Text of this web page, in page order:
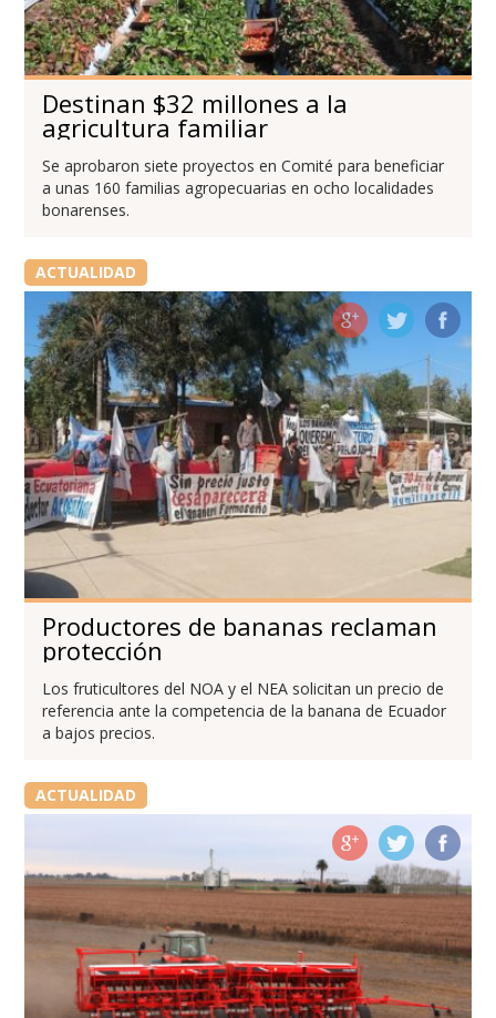
Destinan $32 millones a la
agricultura familiar
Se aprobaron siete proyectos en Comité para beneficiar
a unas 160 familias agropecuarias en ocho localidades
bonarenses.
ACTUALIDAD
Productores de bananas reclaman
protección
Los fruticultores del NOA y el NEA solicitan un precio de
referencia ante la competencia de la banana de Ecuador
a bajos precios.
ACTUALIDAD